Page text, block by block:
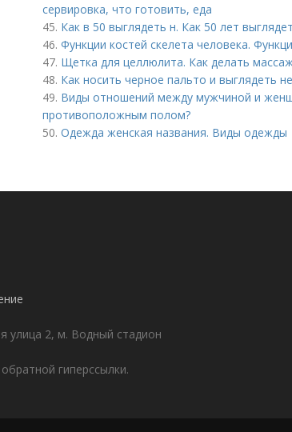
сервировка, что готовить, еда
45. Как в 50 выглядеть н. Как 50 лет
46. Функции костей скелета человека.
47. Щетка для целлюлита. Как делать
48. Как носить черное пальто и выглядеть
49. Виды отношений между мужчиной и
противоположным полом?
50. Одежда женская названия. Виды одежды
улица 2, м. Водный стадион
гиперссылки.